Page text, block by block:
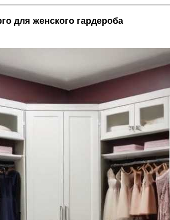
для женского гардероба